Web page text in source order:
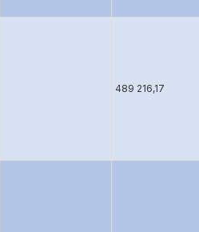
489 216,17